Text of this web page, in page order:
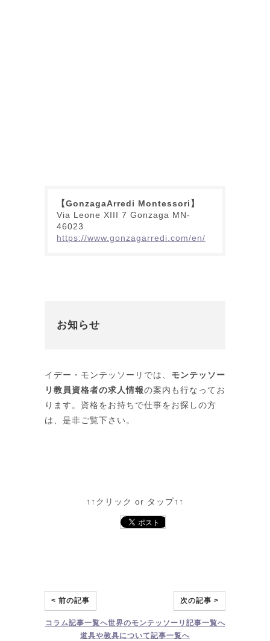
【GonzagaArredi Montessori】
Via Leone XIII 7 Gonzaga MN-
46023
https://www.gonzagarredi.com/en/
お知らせ
イデー・モンテッソーリでは、 モンテッソー
リ教員資格者の求人情報の案内も行なってお
ります。資格をお持ちで仕事をお探しの方
は、是非ご覧下さい。
↑↑ クリック or タップ↑↑
< 前の記事 次の記事 >
コラム記事一覧へ世界のモンテッソーリ 記事一覧へ
道具や教具について記事一覧へ